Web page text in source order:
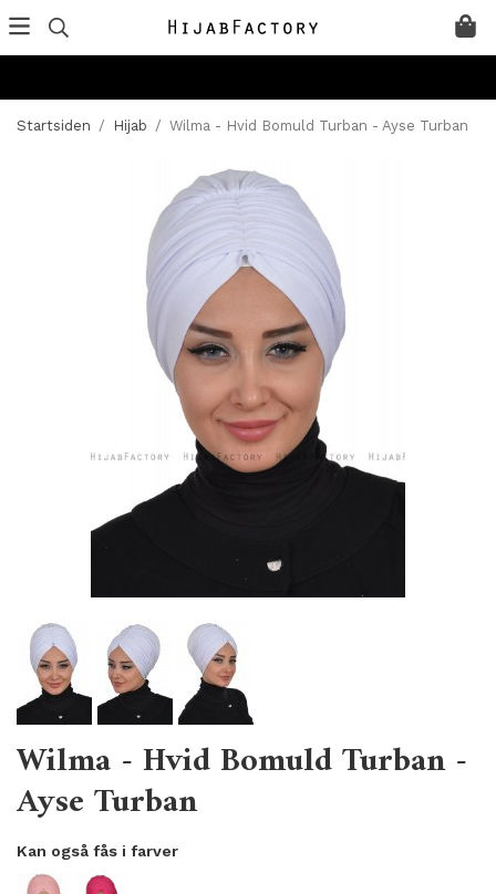
Startsiden / Hijab / Wilma - Hvid Bomuld Turban - Ayse Turban
Wilma - Hvid Bomuld Turban -
Ayse Turban
Kan også fås i farver